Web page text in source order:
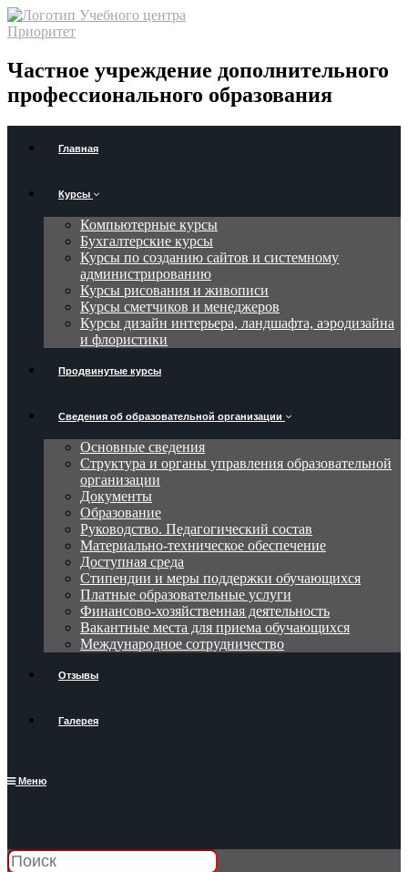
Частное учреждение дополнительного
профессионального образования
Главная
Курсы
Компьютерные курсы
Бухгалтерские курсы
Курсы по созданию сайтов и системному
администрированию
Курсы рисования и живописи
Курсы сметчиков и менеджеров
Курсы дизайн интерьера, ландшафта, аэродизайна
и флористики
Продвинутые курсы
Сведения об образовательной организации
Основные сведения
Структура и органы управления образовательной
организации
Документы
Образование
Руководство. Педагогический состав
Материально-техническое обеспечение
Доступная среда
Стипендии и меры поддержки обучающихся
Платные образовательные услуги
Финансово-хозяйственная деятельность
Вакантные места для приема обучающихся
Международное сотрудничество
Отзывы
Галерея
Меню